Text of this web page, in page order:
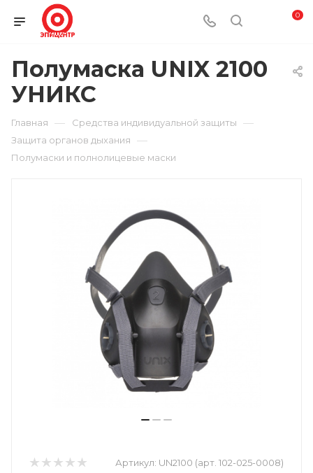
0
Полумаска UNIX 2100
УНИКС
Главная — Средства индивидуальной защиты —
Защита органов дыхания —
Полумаски и полнолицевые маски
Артикул: UN2100 (арт. 102-025-0008)